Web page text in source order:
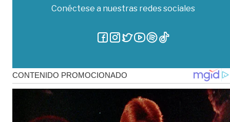
Conéctese a nuestras redes sociales